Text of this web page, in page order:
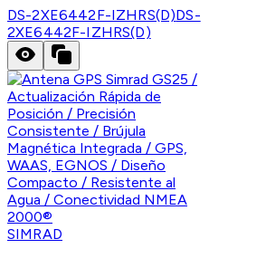
DS-2XE6442F-IZHRS(D)DS-
2XE6442F-IZHRS(D)
SIMRAD